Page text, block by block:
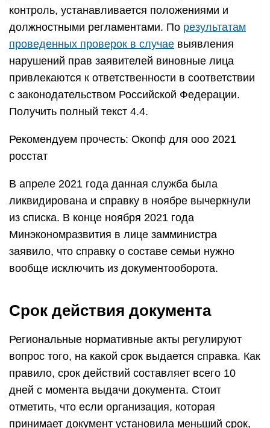
контроль, устанавливается положениями и
должностными регламентами. По результатам
проведенных проверок в случае выявления
нарушений прав заявителей виновные лица
привлекаются к ответственности в соответствии
с законодательством Российской Федерации.
Получить полный текст 4.4.
Рекомендуем прочесть: Окопф для ооо 2021
росстат
В апреле 2021 года данная служба была
ликвидирована и справку в ноябре вычеркнули
из списка. В конце ноября 2021 года
Минэкономразвития в лице замминистра
заявило, что справку о составе семьи нужно
вообще исключить из документооборота.
Срок действия документа
Региональные нормативные акты регулируют
вопрос того, на какой срок выдается справка. Как
правило, срок действий составляет всего 10
дней с момента выдачи документа. Стоит
отметить, что если организация, которая
принимает документ установила меньший срок,